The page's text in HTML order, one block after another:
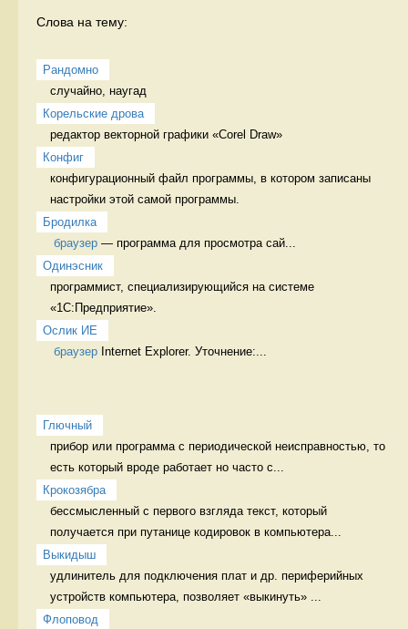
Слова на тему:
Рандомно
случайно, наугад
Корельские дрова
редактор векторной графики «Corel Draw»
Конфиг
конфигурационный файл программы, в котором записаны
настройки этой самой программы.
Бродилка
браузер — программа для просмотра сай...
Одинэсник
программист, специализирующийся на системе
«1С:Предприятие».
Ослик ИЕ
браузер Internet Explorer. Уточнение:...
Глючный
прибор или программа с периодической неисправностью, то
есть который вроде работает но часто с...
Крокозябра
бессмысленный с первого взгляда текст, который
получается при путанице кодировок в компьютера...
Выкидыш
удлинитель для подключения плат и др. периферийных
устройств компьютера, позволяет «выкинуть» ...
Флоповод